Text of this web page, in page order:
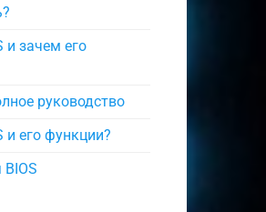
и зачем его
руководство
и его функции?